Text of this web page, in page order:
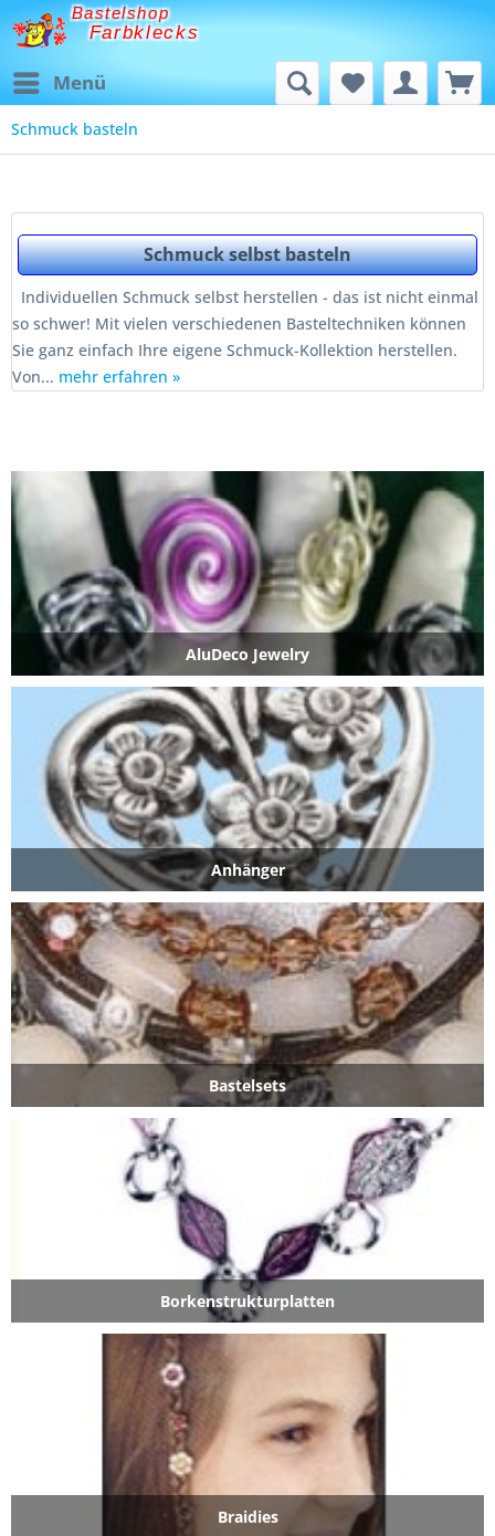
Bastelshop
Farbklecks
Menü
Schmuck basteln
Schmuck selbst basteln
Individuellen Schmuck selbst herstellen - das ist nicht einmal
so schwer! Mit vielen verschiedenen Basteltechniken können
Sie ganz einfach Ihre eigene Schmuck-Kollektion herstellen.
Von... mehr erfahren »
Borkenstrukturplatten
AluDeco Jewelry
Anhänger
Bastelsets
Braidies